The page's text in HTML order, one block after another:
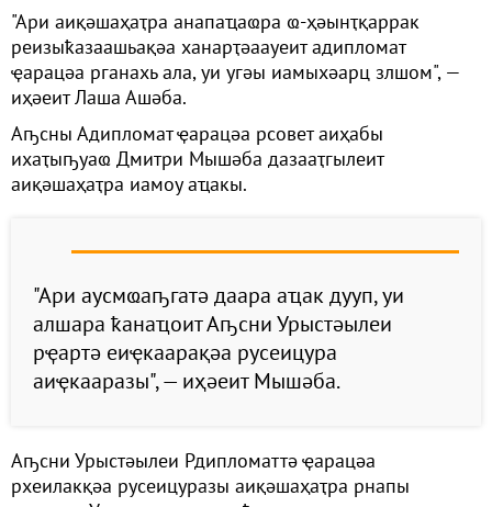
"Ари аиқәшаҳаҭра анапаҵаҩра ҩ-ҳәынҭқаррак
реизыҟазаашьақәа ханарҭәаауеит адипломат
ҿарацәа рганахь ала, уи угәы иамыхәарц злшом", —
иҳәеит Лаша Ашәба.
Аҧсны Адипломат ҿарацәа рсовет аиҳабы
ихаҭыҧуаҩ Дмитри Мышәба дазааҭгылеит
аиқәшаҳаҭра иамоу аҵакы.
"Ари аусмҩаҧгатә даара аҵак дууп, уи
алшара ҟанаҵоит Аҧсни Урыстәылеи
рҿартә еиҿкаарақәа русеицура
аиҿкааразы", — иҳәеит Мышәба.
Аҧсни Урыстәылеи Рдипломаттә ҿарацәа
рхеилакқәа русеицуразы аиқәшаҳаҭра рнапы